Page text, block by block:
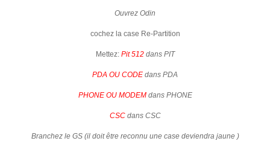
Ouvrez Odin
cochez la case Re-Partition
Mettez: Pit 512dans PIT
PDA OU CODE dans PDA
PHONE OU MODEMdans PHONE
CSCdans CSC
Branchez le GS (il doit être reconnu une case deviendra jaune )